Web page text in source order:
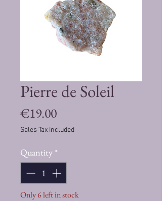
Pierre de Soleil
€19.00Price
Sales Tax Included
Quantity *
Only 6 left in stock